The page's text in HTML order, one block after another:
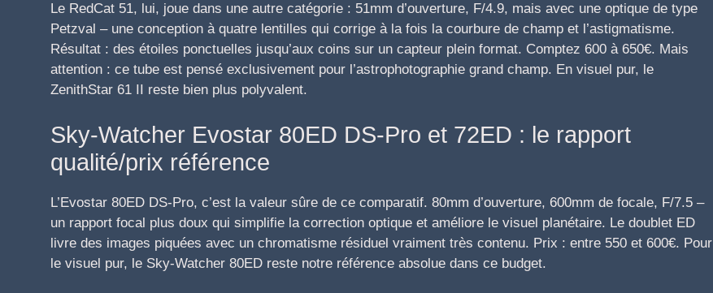
Le RedCat 51, lui, joue dans une autre catégorie : 51mm d’ouverture, F/4.9, mais avec une optique de type
Petzval – une conception à quatre lentilles qui corrige à la fois la courbure de champ et l’astigmatisme.
Résultat : des étoiles ponctuelles jusqu’aux coins sur un capteur plein format. Comptez 600 à 650€. Mais
attention : ce tube est pensé exclusivement pour l’astrophotographie grand champ. En visuel pur, le
ZenithStar 61 II reste bien plus polyvalent.
Sky-Watcher Evostar 80ED DS-Pro et 72ED : le rapport
qualité/prix référence
L’Evostar 80ED DS-Pro, c’est la valeur sûre de ce comparatif. 80mm d’ouverture, 600mm de focale, F/7.5 –
un rapport focal plus doux qui simplifie la correction optique et améliore le visuel planétaire. Le doublet ED
livre des images piquées avec un chromatisme résiduel vraiment très contenu. Prix : entre 550 et 600€. Pour
le visuel pur, le Sky-Watcher 80ED reste notre référence absolue dans ce budget.